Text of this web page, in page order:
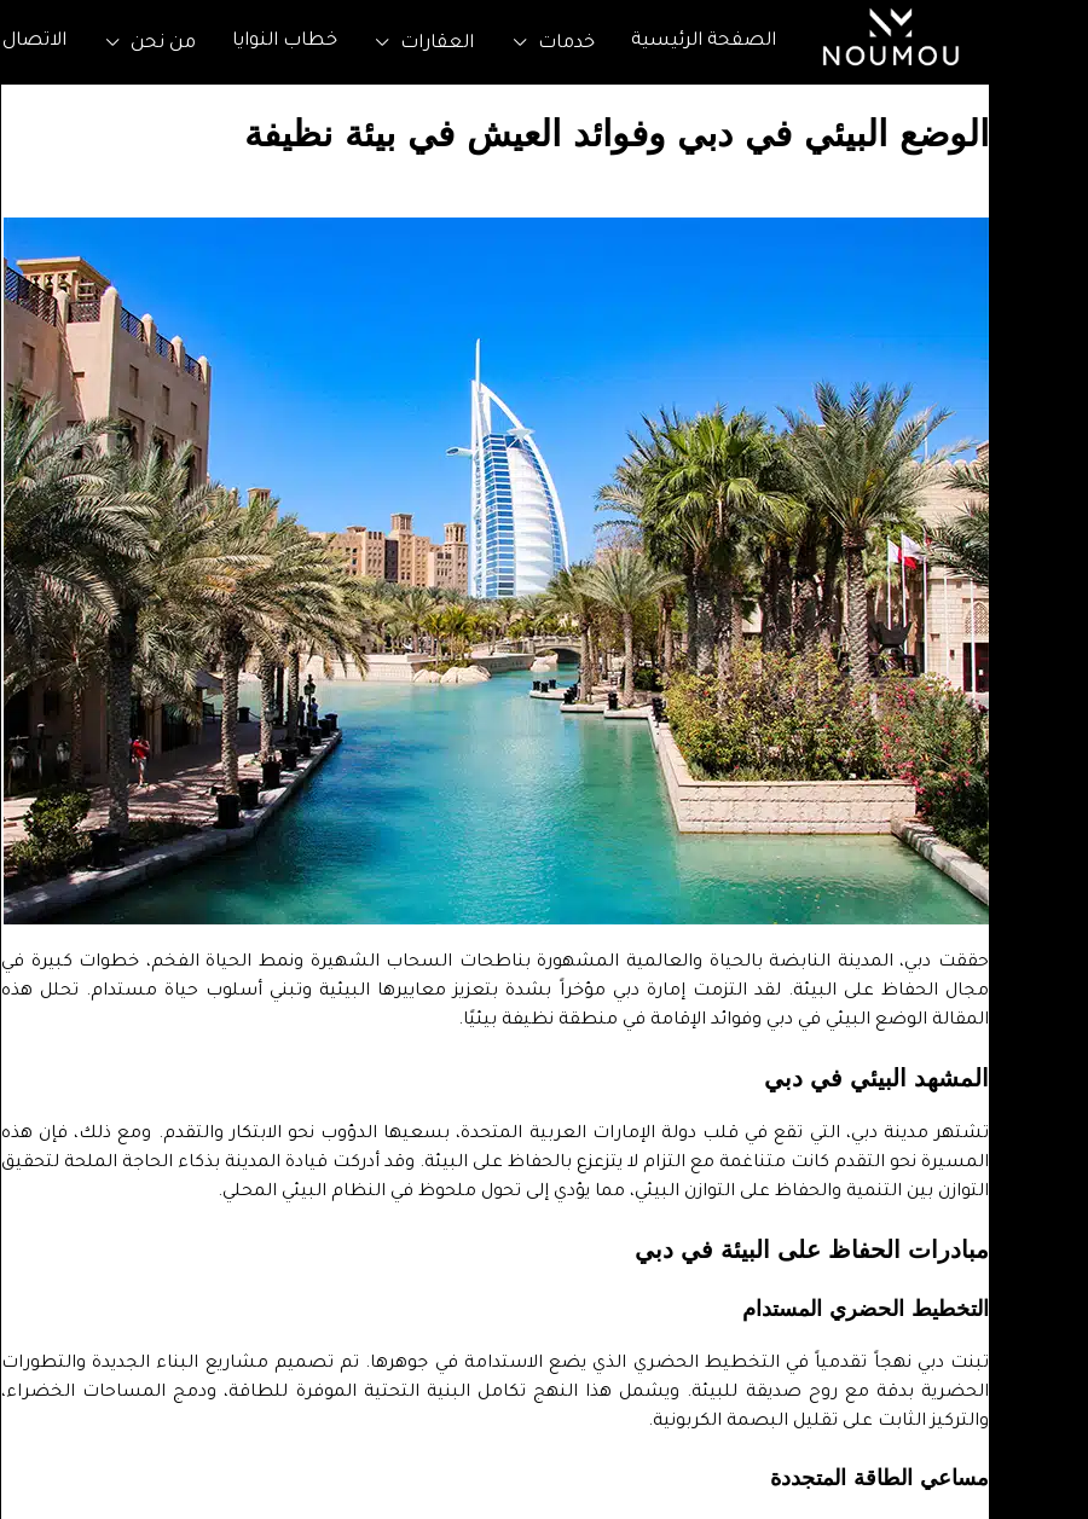
الصفحة الرئيسية خدمات العقارات خطاب النوايا من نحن الاتصال
الوضع البيئي في دبي وفوائد العيش في بيئة نظيفة
حققت دبي، المدينة النابضة بالحياة والعالمية المشهورة بناطحات السحاب الشهيرة ونمط الحياة الفخم، خطوات كبيرة في
مجال الحفاظ على البيئة. لقد التزمت إمارة دبي مؤخراً بشدة بتعزيز معاييرها البيئية وتبني أسلوب حياة مستدام. تحلل هذه
المقالة الوضع البيئي في دبي وفوائد الإقامة في منطقة نظيفة بيئيًا.
المشهد البيئي في دبي
تشتهر مدينة دبي، التي تقع في قلب دولة الإمارات العربية المتحدة، بسعيها الدؤوب نحو الابتكار والتقدم. ومع ذلك، فإن هذه
المسيرة نحو التقدم كانت متناغمة مع التزام لا يتزعزع بالحفاظ على البيئة. وقد أدركت قيادة المدينة بذكاء الحاجة الملحة لتحقيق
التوازن بين التنمية والحفاظ على التوازن البيئي، مما يؤدي إلى تحول ملحوظ في النظام البيئي المحلي.
مبادرات الحفاظ على البيئة في دبي
التخطيط الحضري المستدام
تبنت دبي نهجاً تقدمياً في التخطيط الحضري الذي يضع الاستدامة في جوهرها. تم تصميم مشاريع البناء الجديدة والتطورات
الحضرية بدقة مع روح صديقة للبيئة. ويشمل هذا النهج تكامل البنية التحتية الموفرة للطاقة، ودمج المساحات الخضراء،
والتركيز الثابت على تقليل البصمة الكربونية.
مساعي الطاقة المتجددة